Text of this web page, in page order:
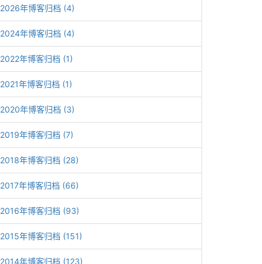
2026年博客归档 (4)
2024年博客归档 (4)
2022年博客归档 (1)
2021年博客归档 (1)
2020年博客归档 (3)
2019年博客归档 (7)
2018年博客归档 (28)
2017年博客归档 (66)
2016年博客归档 (93)
2015年博客归档 (151)
2014年博客归档 (123)